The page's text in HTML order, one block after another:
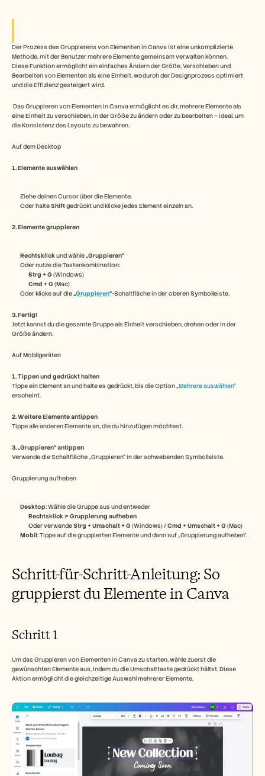
Der Prozess des Gruppierens von Elementen in Canva ist eine unkomplizierte
Methode, mit der Benutzer mehrere Elemente gemeinsam verwalten können.
Diese Funktion ermöglicht ein einfaches Ändern der Größe, Verschieben und
Bearbeiten von Elementen als eine Einheit, wodurch der Designprozess optimiert
und die Effizienz gesteigert wird.
eine Einheit zu verschieben, in der Größe zu ändern oder zu bearbeiten – ideal, um
die Konsistenz des Layouts zu bewahren.
Auf dem Desktop
1. Elemente auswählen
Ziehe deinen Cursor über die Elemente.
Oder halte Shift gedrückt und klicke jedes Element einzeln an.
2. Elemente gruppieren
Rechtsklick und wähle „Gruppieren“
Oder nutze die Tastenkombination:
Strg + G (Windows)
Cmd + G (Mac)
Oder klicke auf die „Gruppieren“-Schaltfläche in der oberen Symbolleiste.
3. Fertig!
Jetzt kannst du die gesamte Gruppe als Einheit verschieben, drehen oder in der
Größe ändern.
Auf Mobilgeräten
1. Tippen und gedrückt halten
Tippe ein Element an und halte es gedrückt, bis die Option „Mehrere auswählen“
erscheint.
2. Weitere Elemente antippen
Tippe alle anderen Elemente an, die du hinzufügen möchtest.
3. „Gruppieren“ antippen
Verwende die Schaltfläche „Gruppieren“ in der schwebenden Symbolleiste.
Gruppierung aufheben
Desktop: Wähle die Gruppe aus und entweder
Rechtsklick > Gruppierung aufheben
Oder verwende Strg + Umschalt + G (Windows) / Cmd + Umschalt + G (Mac)
Mobil: Tippe auf die gruppierten Elemente und dann auf „Gruppierung aufheben“.
Schritt-für-Schritt-Anleitung: So
gruppierst du Elemente in Canva
Schritt 1
Um das Gruppieren von Elementen in Canva zu starten, wähle zuerst die
gewünschten Elemente aus, indem du die Umschalttaste gedrückt hältst. Diese
Aktion ermöglicht die gleichzeitige Auswahl mehrerer Elemente.
Kundengeschichten
Hilfecenter
Karriere
ANWENDUNGSFÄLLE
Veränderungsmanagement
Vertriebsunterstützung
Vorverkauf
Kundenerfolg
Training
See more
Demo buchen
Kostenlose Testversion starten